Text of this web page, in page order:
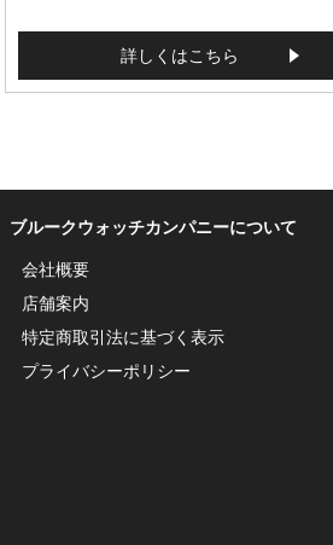
詳しくはこちら
ブルークウォッチカンパニーについて
会社概要
店舗案内
特定商取引法に基づく表示
プライバシーポリシー